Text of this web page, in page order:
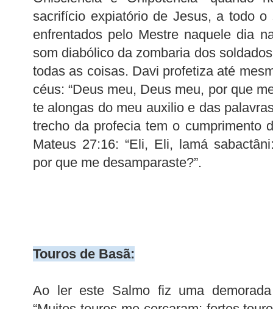
sacrifício expiatório de Jesus, a todo o
enfrentados pelo Mestre naquele dia
som diabólico da zombaria dos
todas as coisas. Davi profetiza até
céus: “Deus meu, Deus meu, por que
te alongas do meu auxilio e das
trecho da profecia tem o cumprimento
Mateus 27:16: “Eli, Eli, lamá
por que me desamparaste?”.
Touros de Basã:
Ao ler este Salmo fiz uma